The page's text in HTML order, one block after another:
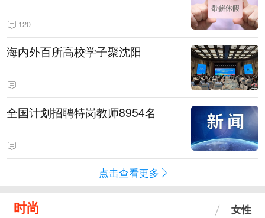
120
海内外百所高校学子聚沈阳
全国计划招聘特岗教师8954名
点击查看更多
时尚 女性